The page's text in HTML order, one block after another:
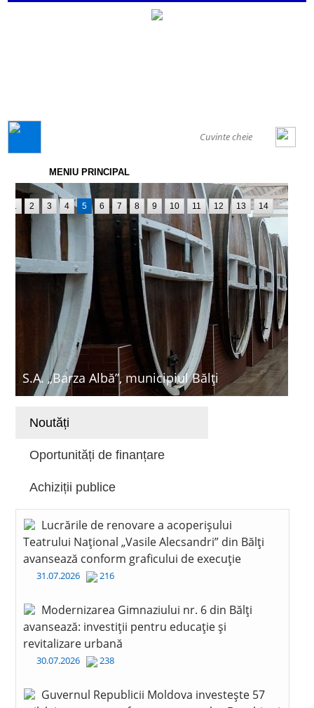
MENIU PRINCIPAL
S.A. „Barza Albă”, municipiul Bălți
1 2 3 4 5 6 7 8 9 10 11 12 13 14
Noutăți
Oportunități de finanțare
Achiziții publice
Lucrările de renovare a acoperișului
Teatrului Național „Vasile Alecsandri” din Bălți
avansează conform graficului de execuție
31.07.2026 216
Modernizarea Gimnaziului nr. 6 din Bălți
avansează: investiții pentru educație și
revitalizare urbană
30.07.2026 238
Guvernul Republicii Moldova investește 57